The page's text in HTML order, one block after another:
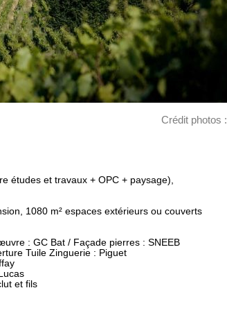
Crédit photos :
études et travaux + OPC + paysage),
: GC Bat / Façade pierres : SNEEB
Tuile Zinguerie : Piguet
et fils